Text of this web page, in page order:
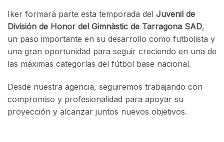
Iker formará parte esta temporada del Juvenil de
División de Honor del Gimnàstic de Tarragona SAD,
un paso importante en su desarrollo como futbolista y
una gran oportunidad para seguir creciendo en una de
las máximas categorías del fútbol base nacional.
Desde nuestra agencia, seguiremos trabajando con
compromiso y profesionalidad para apoyar su
proyección y alcanzar juntos nuevos objetivos.